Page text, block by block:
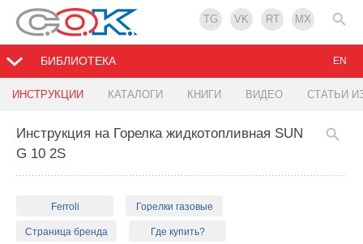
TG VK RT MX
БИБЛИОТЕКА
ИНСТРУКЦИИ КАТАЛОГИ КНИГИ ВИДЕО СТАТЬИ
EN
Инструкция на Горелка жидкотопливная SUN
G 10 2S
Ferroli Горелки газовые
Страница бренда Где купить?